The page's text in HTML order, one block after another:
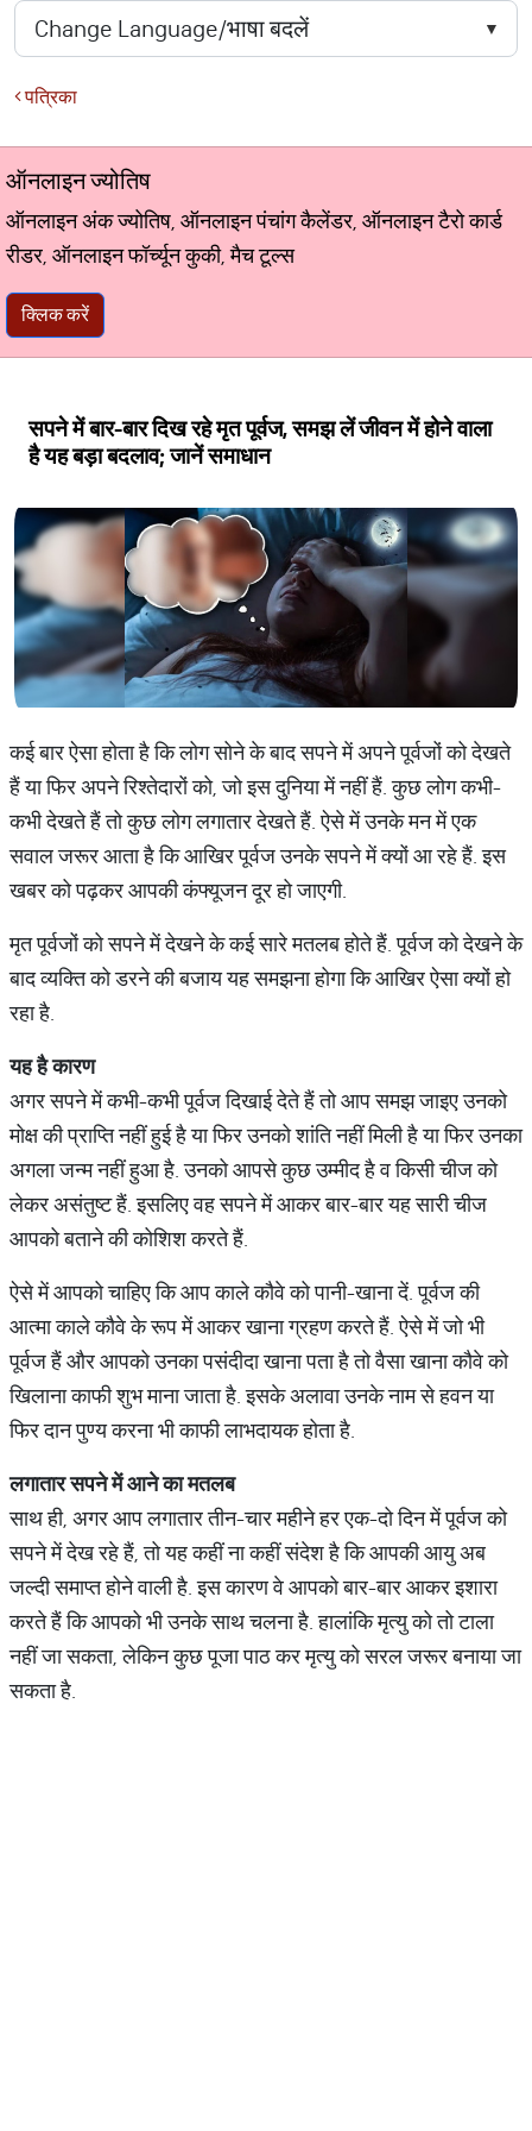
पत्रिका
ऑनलाइन ज्योतिष
ऑनलाइन अंक ज्योतिष, ऑनलाइन पंचांग कैलेंडर, ऑनलाइन टैरो कार्ड
रीडर, ऑनलाइन फॉर्च्यून कुकी, मैच टूल्स
क्लिक करें
सपने में बार-बार दिख रहे मृत पूर्वज, समझ लें जीवन में होने वाला
है यह बड़ा बदलाव; जानें समाधान
कई बार ऐसा होता है कि लोग सोने के बाद सपने में अपने पूर्वजों को देखते
हैं या फिर अपने रिश्तेदारों को, जो इस दुनिया में नहीं हैं. कुछ लोग कभी-
कभी देखते हैं तो कुछ लोग लगातार देखते हैं. ऐसे में उनके मन में एक
सवाल जरूर आता है कि आखिर पूर्वज उनके सपने में क्यों आ रहे हैं. इस
खबर को पढ़कर आपकी कंफ्यूजन दूर हो जाएगी.
मृत पूर्वजों को सपने में देखने के कई सारे मतलब होते हैं. पूर्वज को देखने के
बाद व्यक्ति को डरने की बजाय यह समझना होगा कि आखिर ऐसा क्यों हो
रहा है.
यहहैकारण
अगर सपने में कभी-कभी पूर्वज दिखाई देते हैं तो आप समझ जाइए उनको
मोक्ष की प्राप्ति नहीं हुई है या फिर उनको शांति नहीं मिली है या फिर उनका
अगला जन्म नहीं हुआ है. उनको आपसे कुछ उम्मीद है व किसी चीज को
लेकर असंतुष्ट हैं. इसलिए वह सपने में आकर बार-बार यह सारी चीज
आपको बताने की कोशिश करते हैं.
ऐसे में आपको चाहिए कि आप काले कौवे को पानी-खाना दें. पूर्वज की
आत्मा काले कौवे के रूप में आकर खाना ग्रहण करते हैं. ऐसे में जो भी
पूर्वज हैं और आपको उनका पसंदीदा खाना पता है तो वैसा खाना कौवे को
खिलाना काफी शुभ माना जाता है. इसके अलावा उनके नाम से हवन या
फिर दान पुण्य करना भी काफी लाभदायक होता है.
लगातारसपनेमेंआनेकामतलब
साथ ही, अगर आप लगातार तीन-चार महीने हर एक-दो दिन में पूर्वज को
सपने में देख रहे हैं, तो यह कहीं ना कहीं संदेश है कि आपकी आयु अब
जल्दी समाप्त होने वाली है. इस कारण वे आपको बार-बार आकर इशारा
करते हैं कि आपको भी उनके साथ चलना है. हालांकि मृत्यु को तो टाला
नहीं जा सकता, लेकिन कुछ पूजा पाठ कर मृत्यु को सरल जरूर बनाया जा
सकता है.